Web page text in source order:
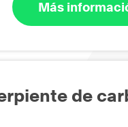
Más
de